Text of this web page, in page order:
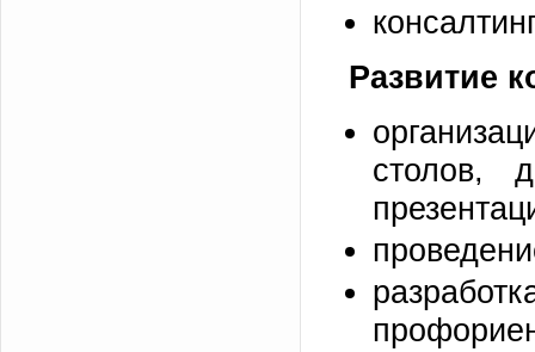
Развитие
столов,